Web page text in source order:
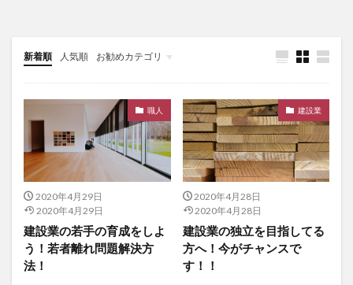
新着順 人気順 お勧めカテゴリ
未分類
職人
2020年4月29日
2020年4月29日
建設業の若手の育成をしよ
う！若者離れ問題解決方
法！
建設業
2020年4月28日
2020年4月28日
建設業の独立を目指してる
方へ！今がチャンスで
す！！